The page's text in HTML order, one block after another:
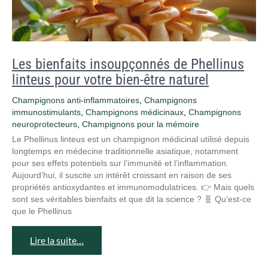
Les bienfaits insoupçonnés de Phellinus
linteus pour votre bien-être naturel
Champignons anti-inflammatoires Champignons
immunostimulants Champignons médicinaux Champignons
neuroprotecteurs Champignons pour la mémoire
Le Phellinus linteus est un champignon médicinal utilisé depuis
longtemps en médecine traditionnelle asiatique, notamment
pour ses effets potentiels sur l’immunité et l’inflammation.
Aujourd’hui, il suscite un intérêt croissant en raison de ses
propriétés antioxydantes et immunomodulatrices. 👉 Mais quels
sont ses véritables bienfaits et que dit la science ? 🧬 Qu’est-ce
que le Phellinus
Lire la suite…